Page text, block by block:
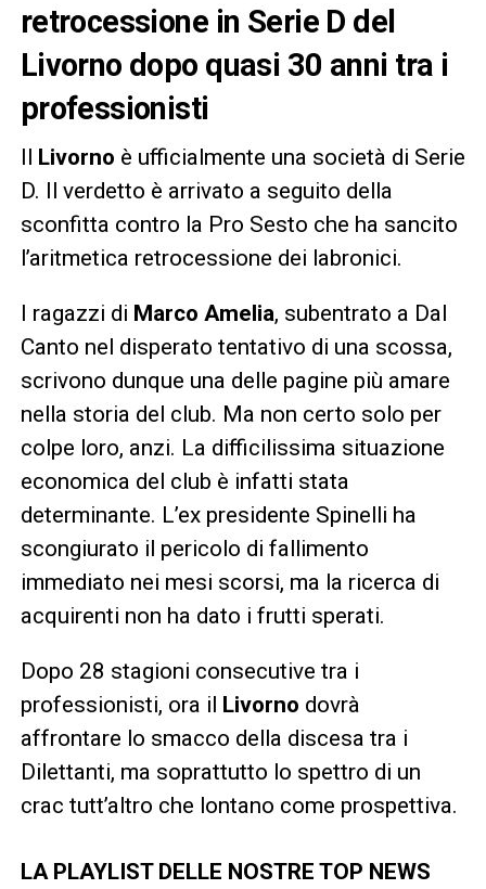
retrocessione in Serie D del
Livorno dopo quasi 30 anni tra i
professionisti
Il Livorno è ufficialmente una società di Serie
D. Il verdetto è arrivato a seguito della
sconfitta contro la Pro Sesto che ha sancito
l’aritmetica retrocessione dei labronici.
I ragazzi di Marco Amelia, subentrato a Dal
Canto nel disperato tentativo di una scossa,
scrivono dunque una delle pagine più amare
nella storia del club. Ma non certo solo per
colpe loro, anzi. La difficilissima situazione
economica del club è infatti stata
determinante. L’ex presidente Spinelli ha
scongiurato il pericolo di fallimento
immediato nei mesi scorsi, ma la ricerca di
acquirenti non ha dato i frutti sperati.
Dopo 28 stagioni consecutive tra i
professionisti, ora il Livorno dovrà
affrontare lo smacco della discesa tra i
Dilettanti, ma soprattutto lo spettro di un
crac tutt’altro che lontano come prospettiva.
LA PLAYLIST DELLE NOSTRE TOP NEWS